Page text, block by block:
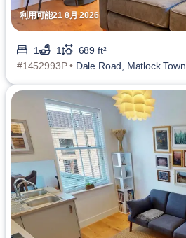
利用可能21 8月 2026
1 1
689 ft²
#1452993P • Dale Road, Matlock Town